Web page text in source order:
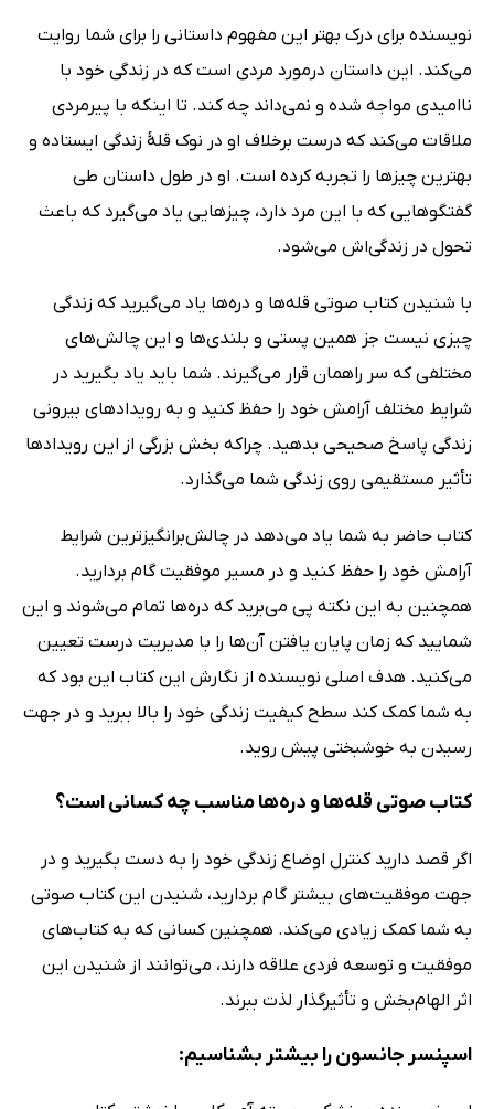
نویسنده برای درک بهتر این مفهوم داستانی را برای شما روایت
می‌کند. این داستان درمورد مردی است که در زندگی خود با
ناامیدی مواجه شده و نمی‌داند چه کند. تا اینکه با پیرمردی
ملاقات می‌کند که درست برخلاف او در نوک قلهٔ زندگی ایستاده و
بهترین چیزها را تجربه کرده است. او در طول داستان طی
گفتگوهایی که با این مرد دارد، چیزهایی یاد می‌گیرد که باعث
تحول در زندگی‌اش می‌شود.
با شنیدن کتاب صوتی قله‌ها و دره‌ها یاد می‌گیرید که زندگی
چیزی نیست جز همین پستی و بلندی‌ها و این چالش‌های
مختلفی که سر راهمان قرار می‌گیرند. شما باید یاد بگیرید در
شرایط مختلف آرامش خود را حفظ کنید و به رویدادهای بیرونی
زندگی پاسخ صحیحی بدهید. چراکه بخش بزرگی از این رویدادها
تأثیر مستقیمی روی زندگی شما می‌گذارد.
کتاب حاضر به شما یاد می‌دهد در چالش‌برانگیزترین شرایط
آرامش خود را حفظ کنید و در مسیر موفقیت گام بردارید.
همچنین به این نکته پی می‌برید که دره‌ها تمام می‌شوند و این
شمایید که زمان پایان یافتن آن‌ها را با مدیریت درست تعیین
می‌کنید. هدف اصلی نویسنده از نگارش این کتاب این بود که
به شما کمک کند سطح کیفیت زندگی خود را بالا ببرید و در جهت
رسیدن به خوشبختی پیش روید.
کتاب صوتی قله‌ها و دره‌ها مناسب چه کسانی است؟
اگر قصد دارید کنترل اوضاع زندگی خود را به دست بگیرید و در
جهت موفقیت‌های بیشتر گام بردارید، شنیدن این کتاب صوتی
به شما کمک زیادی می‌کند. همچنین کسانی که به کتاب‌های
موفقیت و توسعه فردی علاقه دارند، می‌توانند از شنیدن این
اثر الهام‌بخش و تأثیرگذار لذت ببرند.
اسپنسر جانسون را بیشتر بشناسیم: